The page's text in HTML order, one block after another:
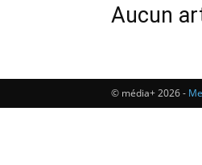
Aucun
© média+ 2026 -